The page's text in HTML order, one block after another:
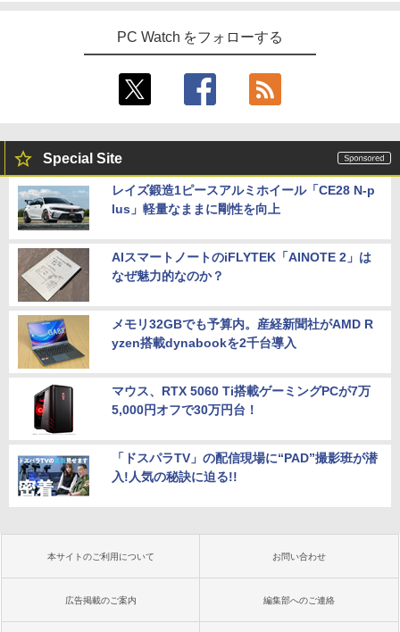
｜モバイルPC｜ノートパソコン B5サイ
ズ｜パソコン｜中古パソコン｜中古PC
￥29,800
【新品】【楽天1位！】ノートパソコン
新品第13世代CPU搭載ノートPC Office
付きノートパソコン 初心者向け Window
s11 初期設定済 Webカメラ zoom 日本語
キーボード 14.1型 Intel Celeron メモリ
￥29,800
BT4.2 省電力 小型パソコン
パソコン 新品SSD Windows11 Office付
き インテル 第14世代 第13世代 Core i5-
6400 I5-12400F i7 I5 3470 SSD 256GB~
1TB メモリ 選択可 8GB 16GB 32GB デ
スクトップPC 安い 本体のみ 高スペック
￥33,800
I-O DATA（アイ・オー・データ機器） 3
辺フレームレス＆広視野角ADSパネル
23.8型ワイド液晶ディスプレイ LCD-A24
いさん もじをよむ・かく めいろ おかね
【ph-A】
PC Watch をフォローする
Special Site
レイズ鍛造1ピースアルミホイール「CE28 N-p
lus」軽量なままに剛性を向上
AIスマートノートのiFLYTEK「AINOTE 2」は
なぜ魅力的なのか？
メモリ32GBでも予算内。産経新聞社がAMD R
yzen搭載dynabookを2千台導入
マウス、RTX 5060 Ti搭載ゲーミングPCが7万
5,000円オフで30万円台！
「ドスパラTV」の配信現場に“PAD”撮影班が潜
入!人気の秘訣に迫る!!
本サイトのご利用について お問い合わせ
広告掲載のご案内 編集部へのご連絡